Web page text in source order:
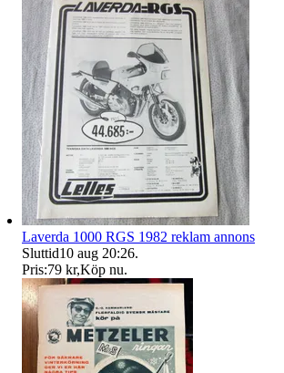
Laverda 1000 RGS 1982 reklam annons
Sluttid10 aug 20:26.
Pris:79 kr,Köp nu.